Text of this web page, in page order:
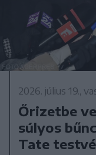
2026. július 19.,
Őrizetbe
súlyos
Tate